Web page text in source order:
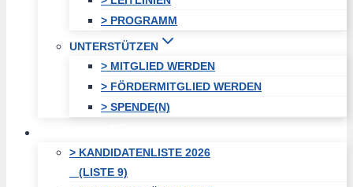
> PROGRAMM
UNTERSTÜTZEN
> MITGLIED WERDEN
> FÖRDERMITGLIED WERDEN
> SPENDE(N)
> KANDIDATENLISTE 2026
(LISTE 9)